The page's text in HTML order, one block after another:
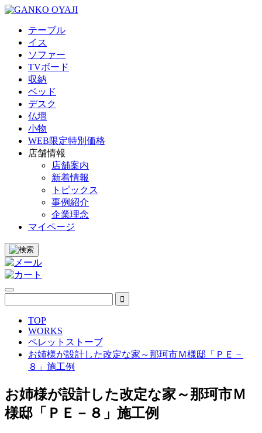
テーブル
イス
ソファー
TVボード
収納
ベッド
デスク
仏壇
小物
WEB限定特別価格
店舗情報
店舗案内
新着情報
トピックス
事例紹介
企業理念
マイページ
TOP
WORKS
ペレットストーブ
お姉様が設計した改定な家～那珂市Ｍ様邸「ＰＥ－
８」施工例
お姉様が設計した改定な家～那珂市Ｍ
様邸「ＰＥ－８」施工例